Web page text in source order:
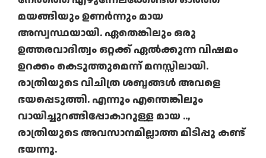
മയങ്ങിയും ഉണർന്നും മായ
അസ്വസ്ഥയായി. ഏതെങ്കിലും ഒരു
ഉത്തരവാദിത്വം ഒറ്റക്ക് ഏൽക്കുന്ന വിഷമം
ഉറക്കം കെടുത്തുമെന്ന് മനസ്സിലായി.
രാത്രിയുടെ വിചിത്ര ശബ്ദങ്ങൾ അവളെ
ഭയപ്പെടുത്തി. എന്നും എന്തെങ്കിലും
വായിച്ചുറങ്ങിപ്പോകാറുള്ള മായ ..,
രാത്രിയുടെ അവസാനമില്ലാത്ത മിടിപ്പു കണ്ട്
ഭയന്നു.